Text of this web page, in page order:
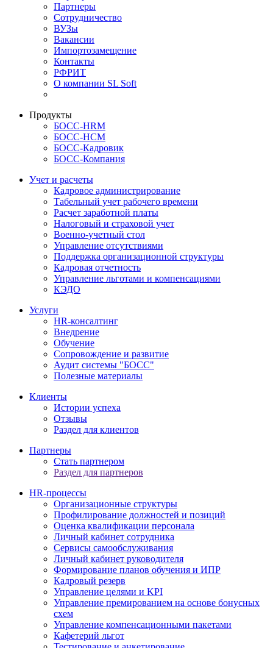
Партнеры
Сотрудничество
ВУЗы
Вакансии
Импортозамещение
Контакты
РФРИТ
О компании SL Soft
Продукты
БОСС-HRM
БОСС-HCM
БОСС-Кадровик
БОСС-Компания
Учет и расчеты
Кадровое администрирование
Табельный учет рабочего времени
Расчет заработной платы
Налоговый и страховой учет
Военно-учетный стол
Управление отсутствиями
Поддержка организационной структуры
Кадровая отчетность
Управление льготами и компенсациями
КЭДО
Услуги
HR-консалтинг
Внедрение
Обучение
Сопровождение и развитие
Аудит системы "БОСС"
Полезные материалы
Клиенты
Истории успеха
Отзывы
Раздел для клиентов
Партнеры
Стать партнером
Раздел для партнеров
HR-процессы
Организационные структуры
Профилирование должностей и позиций
Оценка квалификации персонала
Личный кабинет сотрудника
Сервисы самообслуживания
Личный кабинет руководителя
Формирование планов обучения и ИПР
Кадровый резерв
Управление целями и KPI
Управление премированием на основе бонусных
схем
Управление компенсационными пакетами
Кафетерий льгот